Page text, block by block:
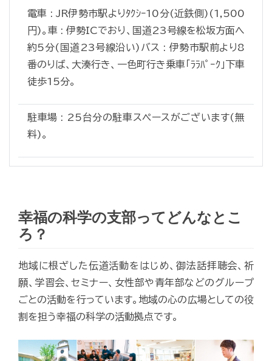
電車 : JR伊勢市駅よりﾀｸｼｰ10分(近鉄側)(1,500
円)。車 : 伊勢ICでおり、国道23号線を松坂方面へ
約5分(国道23号線沿い)バス : 伊勢市駅前より8
番のりば、大湊行き、一色町行き乗車「ﾗﾗﾊﾟｰｸ」下車
徒歩15分。
駐車場 : 25台分の駐車スペースがございます(無
料)。
幸福の科学の支部ってどんなとこ
ろ？
地域に根ざした伝道活動をはじめ、御法話拝聴会、祈
願、学習会、セミナー、女性部や青年部などのグループ
ごとの活動を行っています。地域の心の広場としての役
割を担う幸福の科学の活動拠点です。